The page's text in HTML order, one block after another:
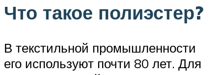
Что такое полиэстер?
В текстильной промышленности
его используют почти 80 лет. Для